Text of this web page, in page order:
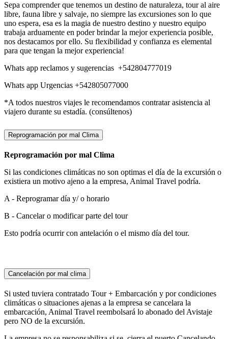
Sepa comprender que tenemos un destino de naturaleza, tour al aire
libre, fauna libre y salvaje, no siempre las excursiones son lo que
uno espera, esa es la magia de nuestro destino y nuestro equipo
trabaja arduamente en poder brindar la mejor experiencia posible,
nos destacamos por ello. Su flexibilidad y confianza es elemental
para que tengan la mejor experiencia!
Whats app reclamos y sugerencias +542804777019
Whats app Urgencias +542805077000
*A todos nuestros viajes le recomendamos contratar asistencia al
viajero durante su estadía. (consúltenos)
Reprogramación por mal Clima
Reprogramación por mal Clima
Si las condiciones climáticas no son optimas el día de la excursión o
existiera un motivo ajeno a la empresa, Animal Travel podría.
A - Reprogramar día y/ o horario
B - Cancelar o modificar parte del tour
Esto podría ocurrir con antelación o el mismo día del tour.
Cancelación por mal clima
Si usted tuviera contratado Tour + Embarcación y por condiciones
climáticas o situaciones ajenas a la empresa se cancelara la
embarcación, Animal Travel reembolsará lo abonado del Avistaje
pero NO de la excursión.